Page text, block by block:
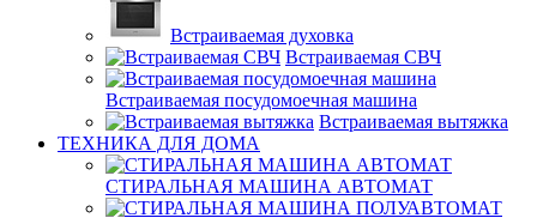
Встраиваемая духовка
Встраиваемая СВЧ
Встраиваемая посудомоечная машина
Встраиваемая вытяжка
ТЕХНИКА ДЛЯ ДОМА
СТИРАЛЬНАЯ МАШИНА АВТОМАТ